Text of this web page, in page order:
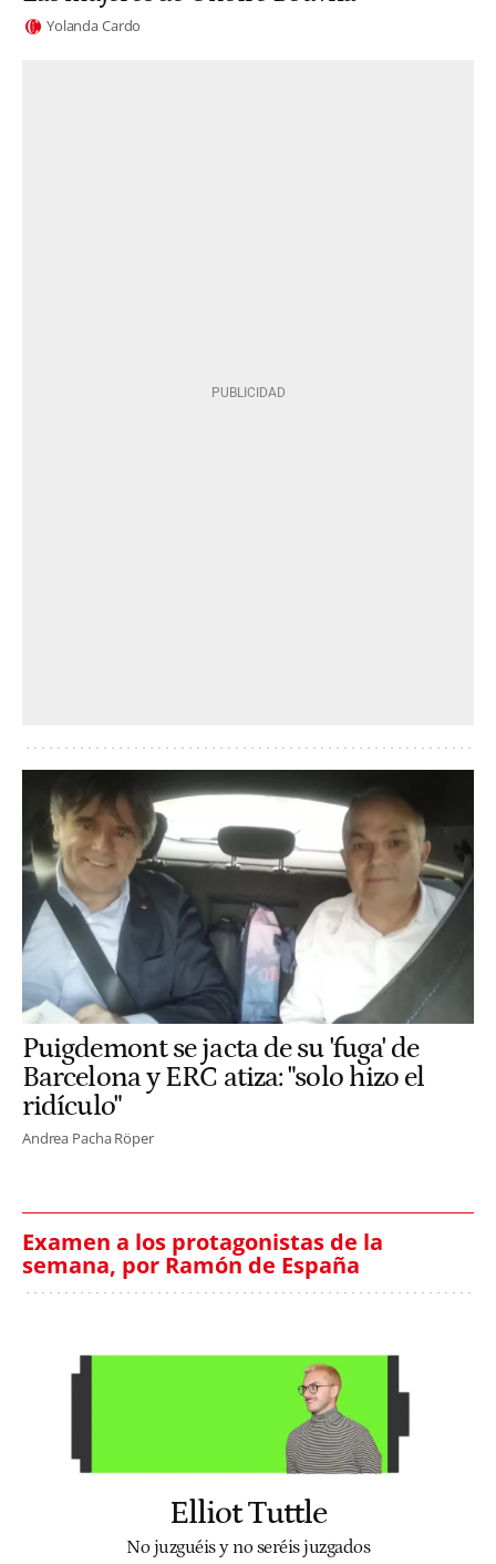
Yolanda Cardo
Puigdemont se jacta de su 'fuga' de
Barcelona y ERC atiza: "solo hizo el
ridículo"
Andrea Pacha Röper
Examen a los protagonistas de la
semana, por Ramón de España
Elliot Tuttle
No juzguéis y no seréis juzgados